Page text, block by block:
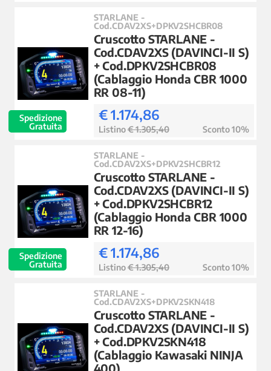
Spedizione
Gratuita
STARLANE -
Cod.CDAV2XS+DPKV2SHCBR08
Cruscotto STARLANE -
Cod.CDAV2XS (DAVINCI-II S)
+ Cod.DPKV2SHCBR08
(Cablaggio Honda CBR 1000
RR 08-11)
€ 1.174,86
Listino€ 1.305,40 Sconto 10%
Spedizione
Gratuita
STARLANE -
Cod.CDAV2XS+DPKV2SHCBR12
Cruscotto STARLANE -
Cod.CDAV2XS (DAVINCI-II S)
+ Cod.DPKV2SHCBR12
(Cablaggio Honda CBR 1000
RR 12-16)
€ 1.174,86
Listino€ 1.305,40 Sconto 10%
STARLANE -
Cod.CDAV2XS+DPKV2SKN418
Cruscotto STARLANE -
Cod.CDAV2XS (DAVINCI-II S)
+ Cod.DPKV2SKN418
(Cablaggio Kawasaki NINJA